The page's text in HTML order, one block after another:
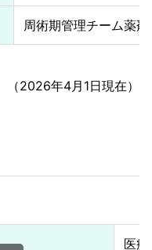
周術期管理チーム薬剤
（2026年4月1日現在）
医